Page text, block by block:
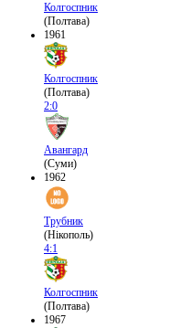
Колгоспник
(Полтава)
1961
Колгоспник
(Полтава)
2:0
Авангард
(Суми)
1962
Трубник
(Нікополь)
4:1
Колгоспник
(Полтава)
1967